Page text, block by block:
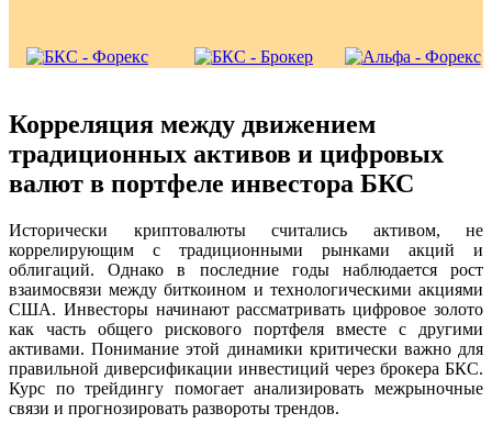
Корреляция между движением
традиционных активов и цифровых
валют в портфеле инвестора БКС
Исторически криптовалюты считались активом, не
коррелирующим с традиционными рынками акций и
облигаций. Однако в последние годы наблюдается рост
взаимосвязи между биткоином и технологическими акциями
США. Инвесторы начинают рассматривать цифровое золото
как часть общего рискового портфеля вместе с другими
активами. Понимание этой динамики критически важно для
правильной диверсификации инвестиций через брокера БКС.
Курс по трейдингу помогает анализировать межрыночные
связи и прогнозировать развороты трендов.